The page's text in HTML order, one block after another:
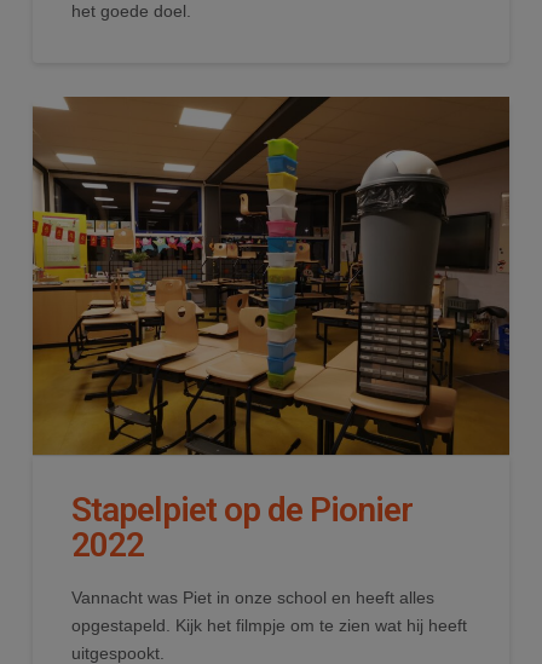
het goede doel.
Stapelpiet op de Pionier
2022
Vannacht was Piet in onze school en heeft alles
opgestapeld. Kijk het filmpje om te zien wat hij heeft
uitgespookt.